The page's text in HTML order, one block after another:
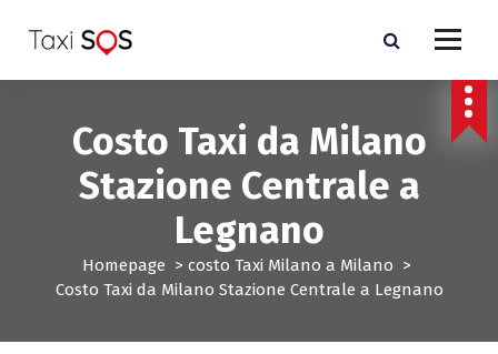
a
Costo Taxi da Milano
Stazione Centrale a
Legnano
Homepage > costo Taxi Milano a Milano >
Costo Taxi da Milano Stazione Centrale a Legnano